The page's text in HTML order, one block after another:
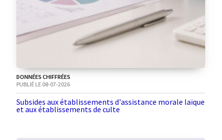
DONNÉES CHIFFRÉES
PUBLIÉ LE 08-07-2026
Subsides aux établissements d'assistance morale laïque
et aux établissements de culte